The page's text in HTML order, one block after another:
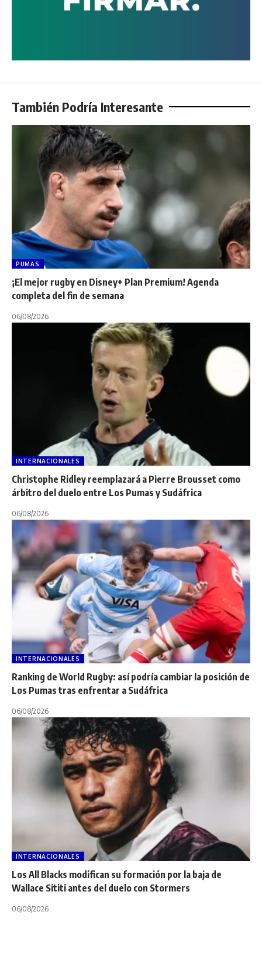
También Podría Interesante
PUMAS
¡El mejor rugby en Disney+ Plan Premium! Agenda
completa del fin de semana
06/08/2026
INTERNACIONALES
Christophe Ridley reemplazará a Pierre Brousset como
árbitro del duelo entre Los Pumas y Sudáfrica
06/08/2026
INTERNACIONALES
Ranking de World Rugby: así podría cambiar la posición de
Los Pumas tras enfrentar a Sudáfrica
06/08/2026
INTERNACIONALES
Los All Blacks modifican su formación por la baja de
Wallace Sititi antes del duelo con Stormers
06/08/2026